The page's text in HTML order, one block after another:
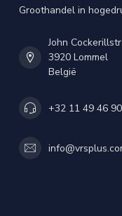
Groothandel in
John
3920 Lommel
België
+32 11 49 46 90